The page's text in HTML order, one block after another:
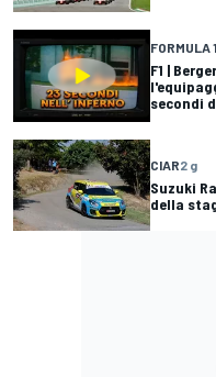
FORMULA 1
F1 |
secondi
CIAR2 g
Suzuki
della